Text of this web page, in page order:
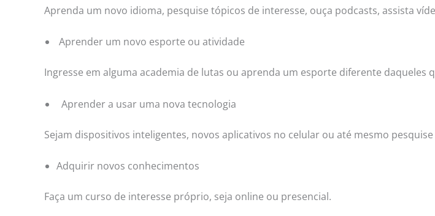
Aprenda um novo idioma, pesquise tópicos de interesse, ouça podcasts, assista
Aprender um novo esporte ou atividade
Ingresse em alguma academia de lutas ou aprenda um esporte diferente daqueles
Aprender a usar uma nova tecnologia
Sejam dispositivos inteligentes, novos aplicativos no celular ou até mesmo
Adquirir novos conhecimentos
Faça um curso de interesse próprio, seja online ou presencial.